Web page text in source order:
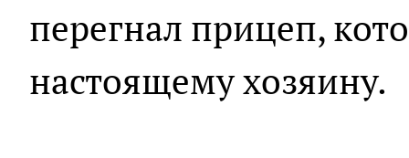
перегнал прицеп,
настоящему хозяину.